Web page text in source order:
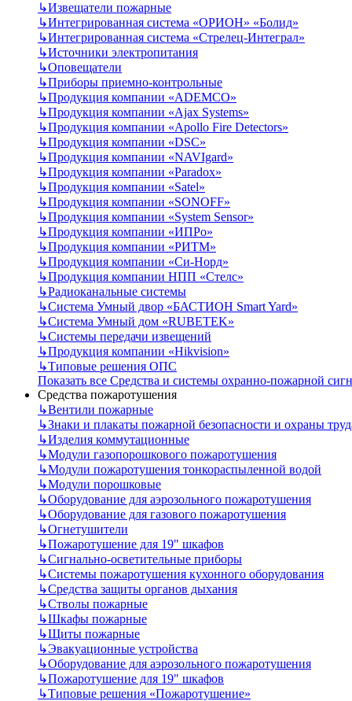
↳Извещатели пожарные
↳Интегрированная система «ОРИОН» «Болид»
↳Интегрированная система «Стрелец-Интеграл»
↳Источники электропитания
↳Оповещатели
↳Приборы приемно-контрольные
↳Продукция компании «ADEMCO»
↳Продукция компании «Ajax Systems»
↳Продукция компании «Apollo Fire Detectors»
↳Продукция компании «DSC»
↳Продукция компании «NAVIgard»
↳Продукция компании «Paradox»
↳Продукция компании «Satel»
↳Продукция компании «SONOFF»
↳Продукция компании «System Sensor»
↳Продукция компании «ИПРо»
↳Продукция компании «РИТМ»
↳Продукция компании «Си-Норд»
↳Продукция компании НПП «Стелс»
↳Радиоканальные системы
↳Система Умный двор «БАСТИОН Smart Yard»
↳Система Умный дом «RUBETEK»
↳Системы передачи извещений
↳Продукция компании «Hikvision»
↳Типовые решения ОПС
Показать все Средства и системы охранно-пожарной
Средства пожаротушения
↳Вентили пожарные
↳Знаки и плакаты пожарной безопасности и охраны
↳Изделия коммутационные
↳Модули газопорошкового пожаротушения
↳Модули пожаротушения тонкораспыленной водой
↳Модули порошковые
↳Оборудование для аэрозольного пожаротушения
↳Оборудование для газового пожаротушения
↳Огнетушители
↳Пожаротушение для 19" шкафов
↳Сигнально-осветительные приборы
↳Системы пожаротушения кухонного оборудования
↳Средства защиты органов дыхания
↳Стволы пожарные
↳Шкафы пожарные
↳Щиты пожарные
↳Эвакуационные устройства
↳Оборудование для аэрозольного пожаротушения
↳Пожаротушение для 19" шкафов
↳Типовые решения «Пожаротушение»